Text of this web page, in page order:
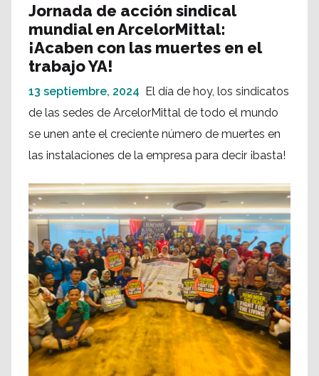
Jornada de acción sindical
mundial en ArcelorMittal:
¡Acaben con las muertes en el
trabajo YA!
13 septiembre, 2024 El día de hoy, los sindicatos
de las sedes de ArcelorMittal de todo el mundo
se unen ante el creciente número de muertes en
las instalaciones de la empresa para decir ¡basta!